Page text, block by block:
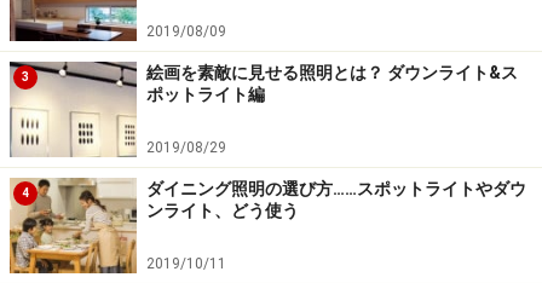
2019/08/09
3
絵画を素敵に見せる照明とは？ ダウンライト&ス
ポットライト編
2019/08/29
4
ダイニング照明の選び方……スポットライトやダウ
ンライト、どう使う
2019/10/11